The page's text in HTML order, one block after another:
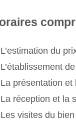
L’estimation du
L’établissement
La présentation
La réception et la
Les visites du